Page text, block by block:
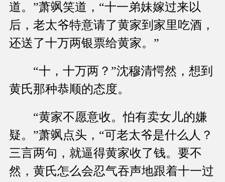
道。”萧飒笑道，“十一弟妹嫁过来以
后，老太爷特意请了黄家到家里吃酒，
还送了十万两银票给黄家。”
“十，十万两？”沈穆清愕然，想到
黄氏那种恭顺的态度。
“黄家不愿意收。怕有卖女儿的嫌
疑。”萧飒点头，“可老太爷是什么人？
三言两句，就逼得黄家收了钱。要不
然，黄氏怎么会忍气吞声地跟着十一过